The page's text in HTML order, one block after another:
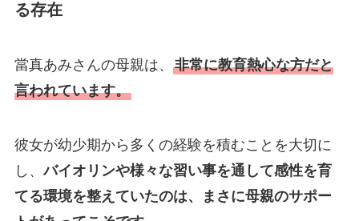
る存在
當真あみさんの母親は、 非常に教育熱心な方だと
言われています。
彼女が幼少期から多くの経験を積むことを大切に
し、バイオリンや様々な習い事を通して感性を育
てる環境を整えていたのは、まさに母親のサポー